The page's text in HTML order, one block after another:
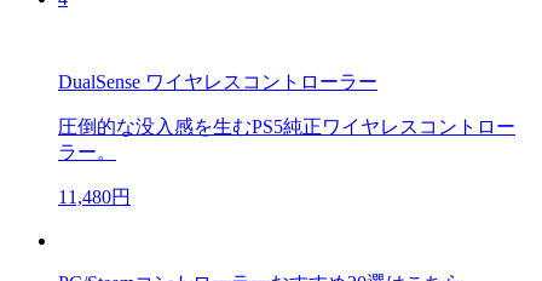
DualSense ワイヤレスコントローラー
圧倒的な没入感を生むPS5純正ワイヤレスコントロー
ラー。
11,480円